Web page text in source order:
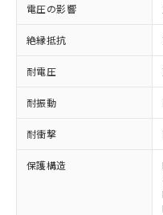
電圧の影響
絶縁抵抗
耐電圧
耐振動
耐衝撃
保護構造
本サービス
ことをご了
在庫状況お
記載してい
タに基づき
覧された時
準価格とは
了承くださ
正式な納期
様のお取引
ムロン制御
ご相談くだ
オムロン制
いたものが、含有
むを得ず変更する
*EU RoHS指令（10物
鉛(Pb) 1000ppm以下
ミウム(Cd) 100ppm以
六価クロム(Cr(Ⅵ))
類(PBB) 1000ppm以
(PBDE) 1000ppm以下
ル) (DEHP)(別名：
ルベンジル（BBP）
（DBP） 1000ppm以
但し、RoHS指令で産
フタル酸エステル類
基準値を超えてい
「－」：未確認
い合わせください
Cr(Ⅵ)(六価クロム) :
ニル類) : 1000ppm、
DBP(フタル酸ジブチ
イソブチル) : 1000ppm
DEHP(フタル酸ビス
当社は、こ
為替および
（以下｢規
または国外
国政府の輸
可)を取得
当社は規制
全に破砕す
いよう必要
当社は貴社
ル、化学兵
一定数
一定数
在庫な